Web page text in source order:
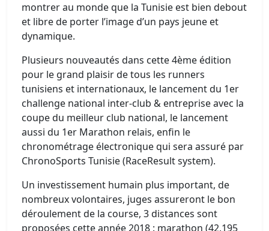
montrer au monde que la Tunisie est bien debout
et libre de porter l’image d’un pays jeune et
dynamique.
Plusieurs nouveautés dans cette 4ème édition
pour le grand plaisir de tous les runners
tunisiens et internationaux, le lancement du 1er
challenge national inter-club & entreprise avec la
coupe du meilleur club national, le lancement
aussi du 1er Marathon relais, enfin le
chronométrage électronique qui sera assuré par
ChronoSports Tunisie (RaceResult system).
Un investissement humain plus important, de
nombreux volontaires, juges assureront le bon
déroulement de la course, 3 distances sont
proposées cette année 2018 : marathon (42,195